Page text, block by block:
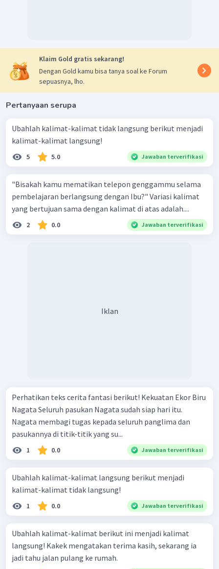
Klaim Gold gratis sekarang!
Dengan Gold kamu bisa tanya soal ke Forum
sepuasnya, lho.
Pertanyaan serupa
Ubahlah kalimat-kalimat tidak langsung berikut menjadi
kalimat-kalimat langsung!
5 5.0 Jawaban terverifikasi
"Bisakah kamu mematikan telepon genggammu selama
pembelajaran berlangsung dengan Ibu?" Variasi kalimat
yang bertujuan sama dengan kalimat di atas adalah....
2 0.0 Jawaban terverifikasi
Iklan
Perhatikan teks cerita fantasi berikut! Kekuatan Ekor Biru
Nagata Seluruh pasukan Nagata sudah siap hari itu.
Nagata membagi tugas kepada seluruh panglima dan
pasukannya di titik-titik yang su...
1 0.0 Jawaban terverifikasi
Ubahlah kalimat-kalimat langsung berikut menjadi
kalimat-kalimat tidak langsung!
1 0.0 Jawaban terverifikasi
Ubahlah kalimat-kalimat berikut ini menjadi kalimat
langsung! Kakek mengatakan terima kasih, sekarang ia
jadi tahu jalan pulang ke rumah.